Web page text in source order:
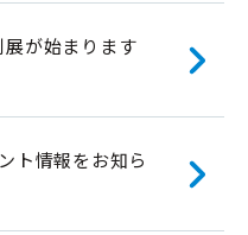
展が始まります
ト情報をお知ら